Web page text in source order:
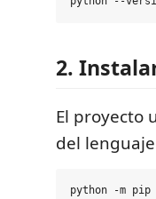
2.
El proyecto
del